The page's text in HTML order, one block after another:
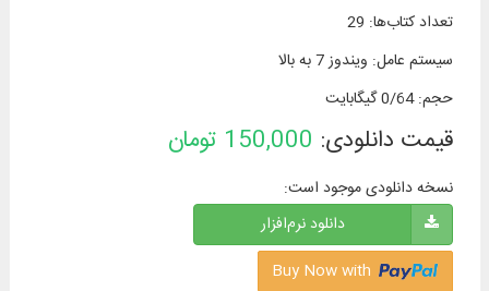
تعداد کتاب‌ها:
29
سیستم عامل: ویندوز 7 به بالا
حجم:0/64 گیگابایت
قیمت دانلودی: 150,000 تومان
نسخه دانلودی موجود است:
دانلود نرم‌افزار